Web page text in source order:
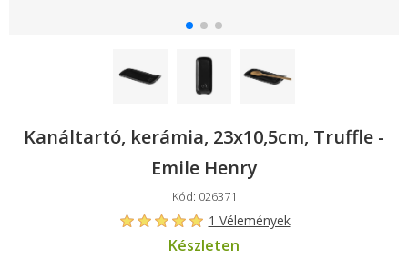
Kanáltartó, kerámia, 23x10,5cm, Truffle -
Emile Henry
Kód: 026371
1 Vélemények
Készleten